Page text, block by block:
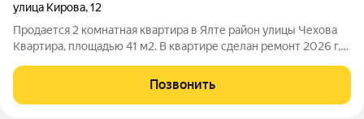
улица Кирова,12
Продается 2 комнатная квартира в Ялте район улицы Чехова
Квартира, площадью 41 м2. В квартире сделан ремонт 2026 г,
светлая, окна выходят во двор. Для отопления и подогрева
воды установлен
Позвонить